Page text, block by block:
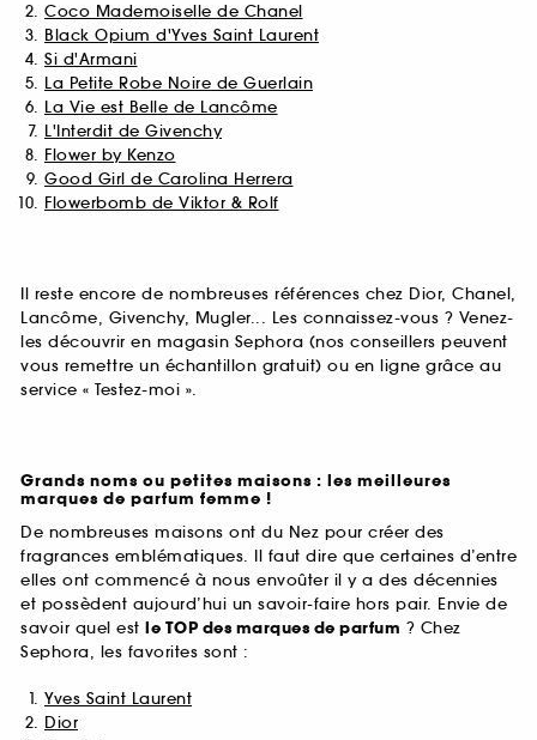
Coco Mademoiselle de Chanel
Black Opium d'Yves Saint Laurent
Si d'Armani
La Petite Robe Noire de Guerlain
La Vie est Belle de Lancôme
L'Interdit de Givenchy
Flower by Kenzo
Good Girl de Carolina Herrera
Flowerbomb de Viktor & Rolf
Il reste encore de nombreuses références chez Dior, Chanel,
Lancôme, Givenchy, Mugler... Les connaissez-vous ? Venez-
les découvrir en magasin Sephora (nos conseillers peuvent
vous remettre un échantillon gratuit) ou en ligne grâce au
service « Testez-moi ».
Grands noms ou petites maisons : les meilleures
marques de parfum femme !
De nombreuses maisons ont du Nez pour créer des
fragrances emblématiques. Il faut dire que certaines d’entre
elles ont commencé à nous envoûter il y a des décennies
et possèdent aujourd’hui un savoir-faire hors pair. Envie de
savoir quel est le TOP des marques de parfum ? Chez
Sephora, les favorites sont :
Yves Saint Laurent
Dior